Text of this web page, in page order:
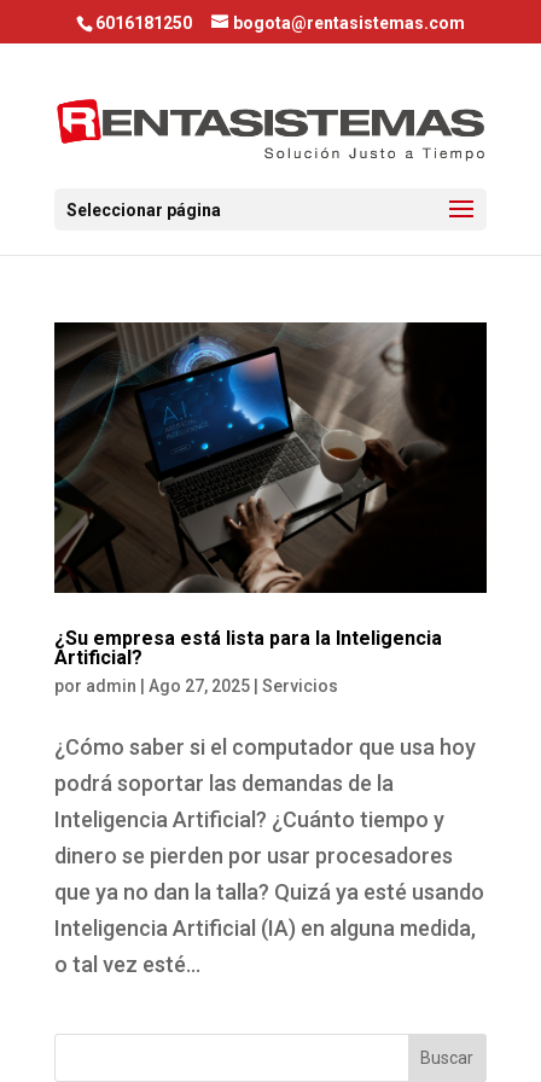
6016181250 bogota@rentasistemas.com
Seleccionar página
¿Su empresa está lista para la Inteligencia
Artificial?
por admin Ago 27, 2025| Servicios
¿Cómo saber si el computador que usa hoy
podrá soportar las demandas de la
Inteligencia Artificial? ¿Cuánto tiempo y
dinero se pierden por usar procesadores
que ya no dan la talla? Quizá ya esté usando
Inteligencia Artificial (IA) en alguna medida,
o tal vez esté...